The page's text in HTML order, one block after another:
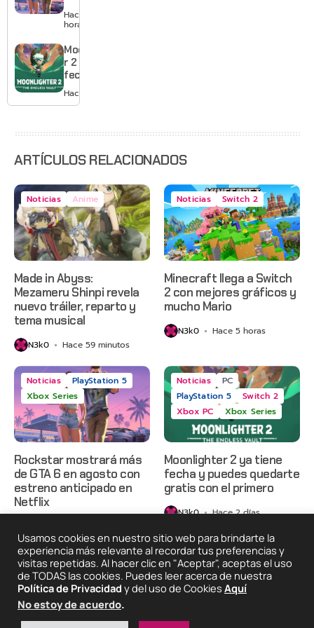
GTA 6 en
agosto
estreno
anticipado
en Netflix
Hace 23
horas
Moonlighte
r 2 ya tiene
fecha y
puedes
quedarte
Hace 2 días
ARTÍCULOS RELACIONADOS
Noticias Anime
Made in Abyss:
Mezameru Shinpi revela
nuevo tráiler, reparto y
tema musical
N3k0 Hace 59 minutos
Noticias Switch 2
Minecraft llega a Switch
2 con mejores gráficos y
mucho Mario
N3k0 Hace 5 horas
Noticias
PlayStation 5
Xbox Series
Rockstar mostrará más
de GTA 6 en agosto con
estreno anticipado en
Netflix
Noticias
PC
PlayStation 5
Switch 2
Xbox PC
Xbox Series
Moonlighter 2 ya tiene
fecha y puedes quedarte
gratis con el primero
N3k0 Hace 2 días
2025 © Degeneraciónx.com | Anime, Games & Nothing
Else
Quiénes
Somos
Condiciones De
Usamos cookies en nuestro sitio web para brindarte la
experiencia más relevante al recordar tus preferencias y
visitas repetidas. Al hacer clic en "Aceptar", aceptas el uso
de TODAS las cookies. Puedes leer acerca de nuestra
Política de Privacidad y del uso de Cookies Aquí
No estoy de acuerdo.